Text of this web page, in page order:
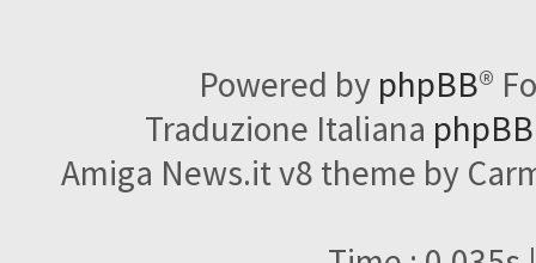
Powered by phpBB®
Traduzione Italiana
Amiga News.it v8 theme by